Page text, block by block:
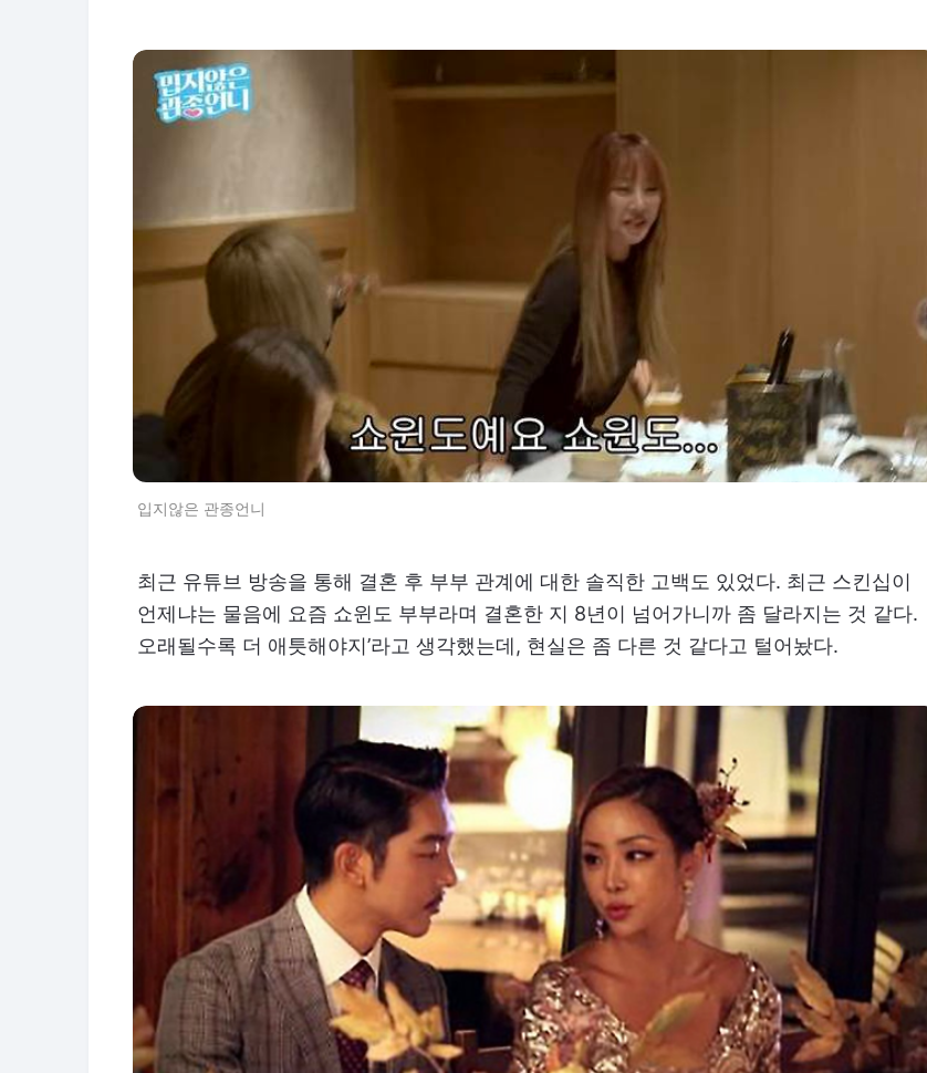
입지않은 관종언니
최근 유튜브 방송을 통해 결혼 후 부부 관계에 대한 솔직한 고백도 있었다. 최근 스킨십이
언제냐는 물음에 요즘 쇼윈도 부부라며 결혼한 지 8년이 넘어가니까 좀 달라지는 것 같다.
오래될수록 더 애틋해야지’라고 생각했는데, 현실은 좀 다른 것 같다고 털어놨다.